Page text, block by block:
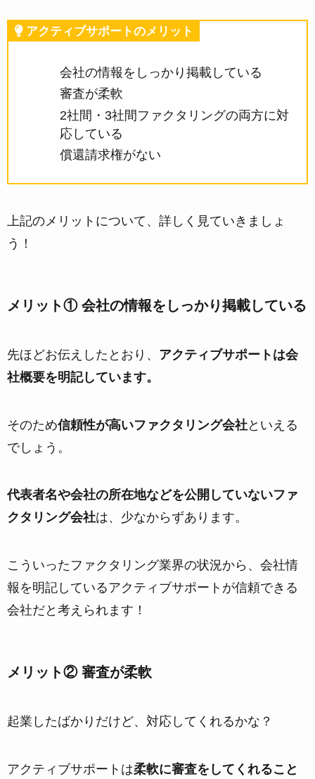
アクティブサポートのメリット
会社の情報をしっかり掲載している
審査が柔軟
2社間・3社間ファクタリングの両方に対
応している
償還請求権がない
上記のメリットについて、詳しく見ていきましょ
う！
メリット① 会社の情報をしっかり掲載している
先ほどお伝えしたとおり、 アクティブサポートは会
社概要を明記しています。
そのため信頼性が高いファクタリング会社といえる
でしょう。
代表者名や会社の所在地などを公開していないファ
クタリング会社は、少なからずあります。
こういったファクタリング業界の状況から、会社情
報を明記しているアクティブサポートが信頼できる
会社だと考えられます！
メリット② 審査が柔軟
起業したばかりだけど、対応してくれるかな？
アクティブサポートは柔軟に審査をしてくれること